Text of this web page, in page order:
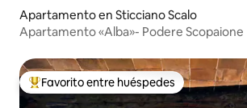
Apartamento en Sticciano Scalo
Apartamento «Alba»- Podere Scopaione
Favorito entre huéspedes preferido
Favorito entre huéspedes